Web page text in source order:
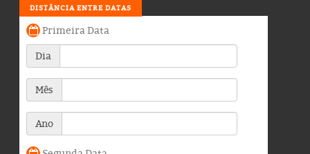
DISTÂNCIA ENTRE DATAS